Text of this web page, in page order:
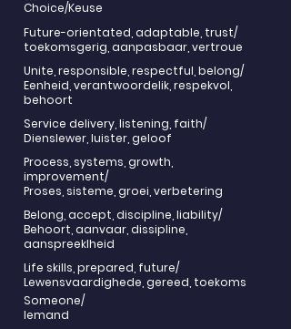
Choice/Keuse
Future-orientated, adaptable, trust/
toekomsgerig, aanpasbaar, vertroue
Unite, responsible, respectful, belong/
Eenheid, verantwoordelik, respekvol,
behoort
Service delivery, listening, faith/
Dienslewer, luister, geloof
Process, systems, growth,
improvement/
Proses, sisteme, groei, verbetering
Belong, accept, discipline, liability/
Behoort, aanvaar, dissipline,
aanspreeklheid
Life skills, prepared, future/
Lewensvaardighede, gereed, toekoms
Someone/
Iemand